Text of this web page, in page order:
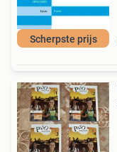
Scherpste prijs